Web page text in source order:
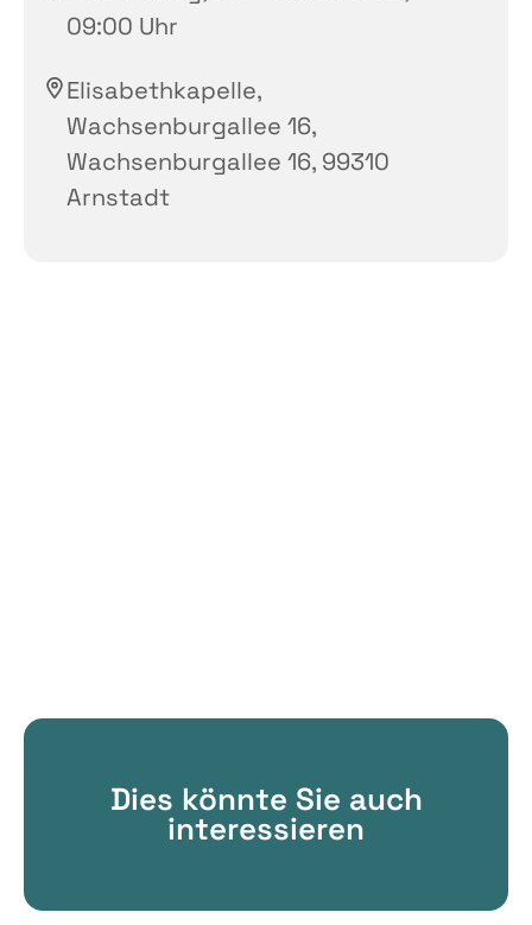
09:00 Uhr
Elisabethkapelle,
Wachsenburgallee 16,
Wachsenburgallee 16, 99310
Arnstadt
Dies könnte Sie auch
interessieren